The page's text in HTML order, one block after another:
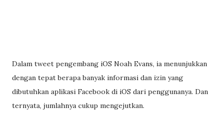
Dalam tweet pengembang iOS Noah Evans, ia menunjukkan
dengan tepat berapa banyak informasi dan izin yang
dibutuhkan aplikasi Facebook di iOS dari penggunanya. Dan
ternyata, jumlahnya cukup mengejutkan.